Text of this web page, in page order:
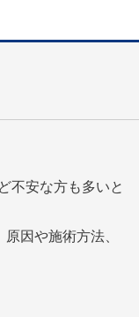
不安な方も多いと
因や施術方法、